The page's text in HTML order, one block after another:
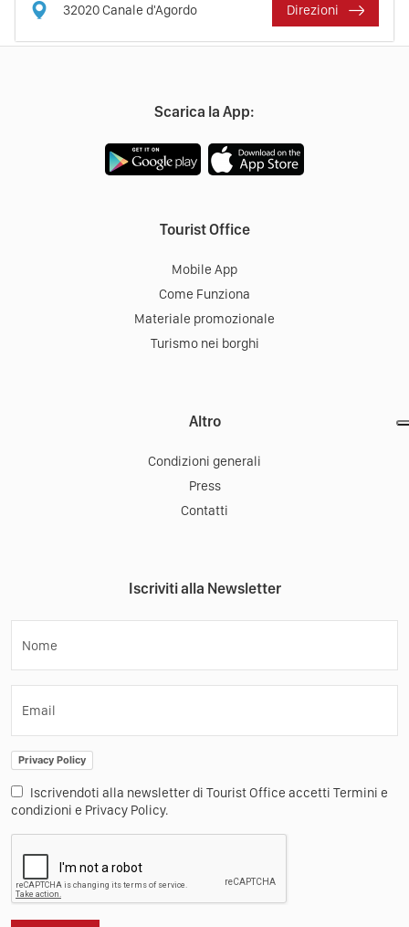
32020Canale d'Agordo Direzioni
Scarica la App:
Tourist Office
Mobile App
Come Funziona
Materiale promozionale
Turismo nei borghi
Altro
Condizioni generali
Press
Contatti
Iscriviti alla Newsletter
Nome
Email
Privacy Policy
Iscrivendoti alla newsletter di Tourist Office accetti Termini e
condizioni e Privacy Policy.